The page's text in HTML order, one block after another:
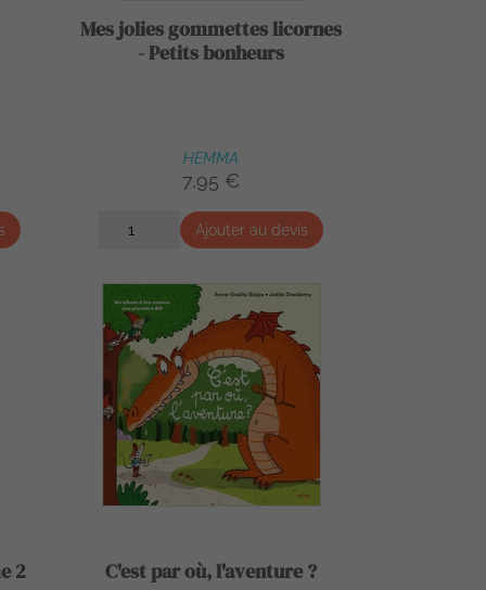
Mes jolies gommettes licornes
- Petits bonheurs
HEMMA
7,95 €
Ajouter au devis
2
C'est par où, l'aventure ?